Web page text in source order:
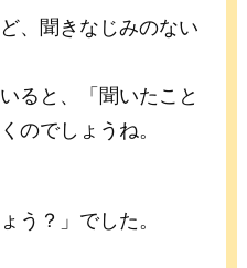
、聞きなじみのない
ると、「聞いたこと
のでしょうね。
う？」でした。